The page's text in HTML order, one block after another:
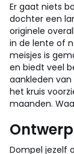
Er gaat niets
dochter een
originele
in de lente of
meisjes is
en biedt veel
aankleden
het kruis
maanden.
Dompel jezelf